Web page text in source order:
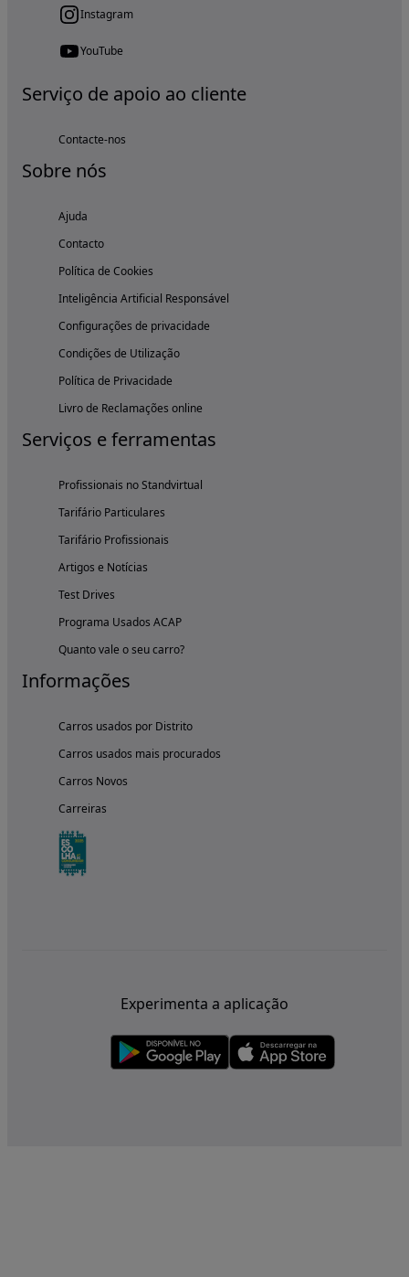
Instagram
YouTube
Serviço de apoio ao cliente
Contacte-nos
Sobre nós
Ajuda
Contacto
Política de Cookies
Inteligência Artificial Responsável
Configurações de privacidade
Condições de Utilização
Política de Privacidade
Livro de Reclamações online
Serviços e ferramentas
Profissionais no Standvirtual
Tarifário Particulares
Tarifário Profissionais
Artigos e Notícias
Test Drives
Programa Usados ACAP
Quanto vale o seu carro?
Informações
Carros usados por Distrito
Carros usados mais procurados
Carros Novos
Carreiras
Experimenta a aplicação